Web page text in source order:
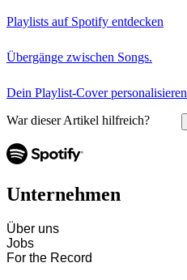
Playlists auf Spotify entdecken
Übergänge zwischen Songs.
Dein Playlist-Cover personalisieren
War dieser Artikel hilfreich?
Unternehmen
Über uns
Jobs
For the Record